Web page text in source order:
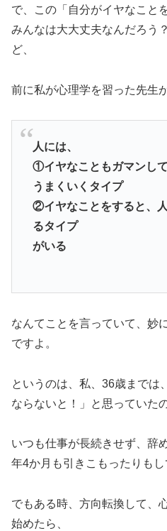
で、この「自分がイヤなこと
みんなは大大丈夫なんだろう
ど、
前に私が心理学を習った先生が
人には、
①イヤなこともガマンし
うまくいくタイプ
②イヤなことをすると、
るタイプ
がいる
なんてことを言っていて、妙
ですよ。
というのは、私、36歳までは
ならないと！」と思っていたの
いつも仕事が長続きせず、辞
年4か月も引きこもったりもし
でもある時、方向転換して、
始めたら、